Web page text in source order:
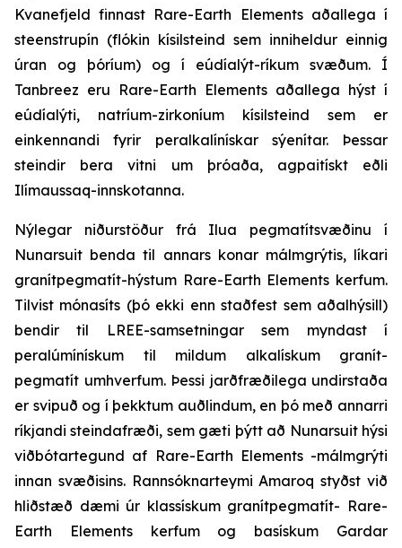
Kvanefjeld finnast Rare-Earth Elements aðallega í
steenstrupín (flókin kísilsteind sem inniheldur einnig
úran og þóríum) og í eúdíalýt-ríkum svæðum. Í
Tanbreez eru Rare-Earth Elements aðallega hýst í
eúdíalýti, natríum-zirkoníum kísilsteind sem er
einkennandi fyrir peralkalínískar sýenítar. Þessar
steindir bera vitni um þróaða, agpaitískt eðli
Ilímaussaq-innskotanna.
Nýlegar niðurstöður frá Ilua pegmatítsvæðinu í
Nunarsuit benda til annars konar málmgrýtis, líkari
granítpegmatít-hýstum Rare-Earth Elements kerfum.
Tilvist mónasíts (þó ekki enn staðfest sem aðalhýsill)
bendir til LREE-samsetningar sem myndast í
peralúmínískum til mildum alkalískum granít-
pegmatít umhverfum. Þessi jarðfræðilega undirstaða
er svipuð og í þekktum auðlindum, en þó með annarri
ríkjandi steindafræði, sem gæti þýtt að Nunarsuit hýsi
viðbótartegund af Rare-Earth Elements -málmgrýti
innan svæðisins. Rannsóknarteymi Amaroq styðst við
hliðstæð dæmi úr klassískum granítpegmatít- Rare-
Earth Elements kerfum og basískum Gardar